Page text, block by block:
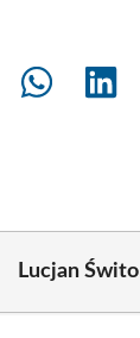
Share
Share
Lucjan Świto